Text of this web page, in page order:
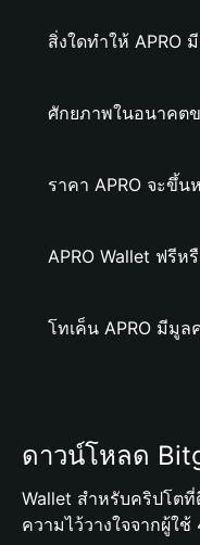
สิ่งใดทำให้ APRO
ศักยภาพในอนาคตข
ราคา APRO จะขึ้น
APRO Wallet ฟรีห
โทเค็น APRO มีมูล
ดาวน์โหลด
Wallet สำหรับคริปโต
ความไว้วางใจจากผู้ใ